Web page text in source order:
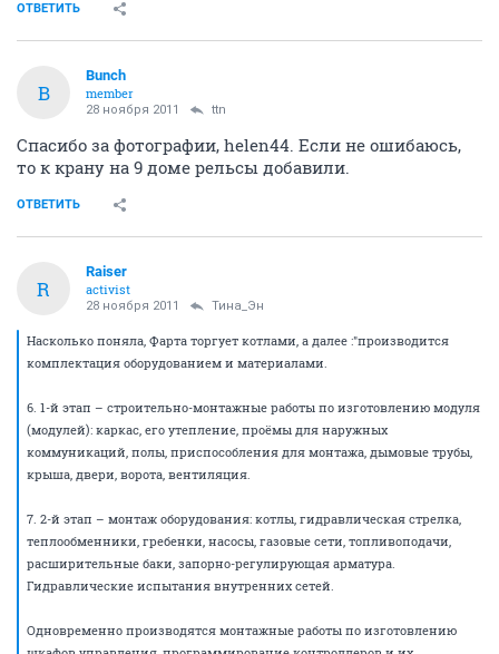
ОТВЕТИТЬ
B
Bunch
member
28 ноября 2011 ttn
Спасибо за фотографии, helen44. Если не ошибаюсь,
то к крану на 9 доме рельсы добавили.
ОТВЕТИТЬ
R
Raiser
activist
28 ноября 2011 Тина_Эн
Насколько поняла, Фарта торгует котлами, а далее :"производится
комплектация оборудованием и материалами.
6. 1-й этап – строительно-монтажные работы по изготовлению модуля
(модулей): каркас, его утепление, проёмы для наружных
коммуникаций, полы, приспособления для монтажа, дымовые трубы,
крыша, двери, ворота, вентиляция.
7. 2-й этап – монтаж оборудования: котлы, гидравлическая стрелка,
теплообменники, гребенки, насосы, газовые сети, топливоподачи,
расширительные баки, запорно-регулирующая арматура.
Гидравлические испытания внутренних сетей.
Одновременно производятся монтажные работы по изготовлению